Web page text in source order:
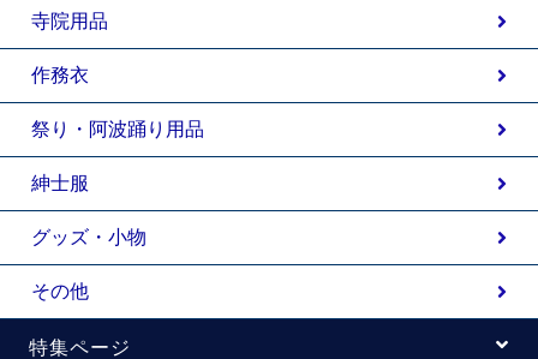
寺院用品
作務衣
祭り・阿波踊り用品
紳士服
グッズ・小物
その他
特集ページ